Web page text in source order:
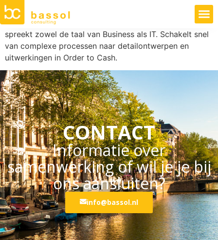
spreekt zowel de taal van Business als IT. Schakelt snel
van complexe processen naar detailontwerpen en
uitwerkingen in Order to Cash.
CONTACT
Informatie over
samenwerking of wil je je bij
ons aansluiten?
info@bassol.nl